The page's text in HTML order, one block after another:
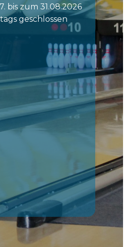
bis zum 31.08.2026
geschlossen